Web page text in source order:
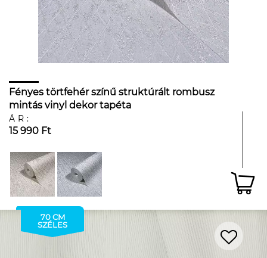
Fényes törtfehér színű struktúrált rombusz
mintás vinyl dekor tapéta
ÁR:
15 990 Ft
70 CM
SZÉLES